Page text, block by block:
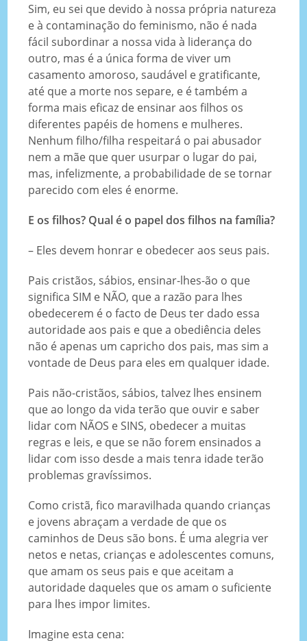
Sim, eu sei que devido à nossa própria natureza
e à contaminação do feminismo, não é nada
fácil subordinar a nossa vida à liderança do
outro, mas é a única forma de viver um
casamento amoroso, saudável e gratificante,
até que a morte nos separe, e é também a
forma mais eficaz de ensinar aos filhos os
diferentes papéis de homens e mulheres.
Nenhum filho/filha respeitará o pai abusador
nem a mãe que quer usurpar o lugar do pai,
mas, infelizmente, a probabilidade de se tornar
parecido com eles é enorme.
E os filhos? Qual é o papel dos filhos na família?
– Eles devem honrar e obedecer aos seus pais.
Pais cristãos, sábios, ensinar-lhes-ão o que
significa SIM e NÃO, que a razão para lhes
obedecerem é o facto de Deus ter dado essa
autoridade aos pais e que a obediência deles
não é apenas um capricho dos pais, mas sim a
vontade de Deus para eles em qualquer idade.
Pais não-cristãos, sábios, talvez lhes ensinem
que ao longo da vida terão que ouvir e saber
lidar com NÃOS e SINS, obedecer a muitas
regras e leis, e que se não forem ensinados a
lidar com isso desde a mais tenra idade terão
problemas gravíssimos.
Como cristã, fico maravilhada quando crianças
e jovens abraçam a verdade de que os
caminhos de Deus são bons. É uma alegria ver
netos e netas, crianças e adolescentes comuns,
que amam os seus pais e que aceitam a
autoridade daqueles que os amam o suficiente
para lhes impor limites.
Imagine esta cena: